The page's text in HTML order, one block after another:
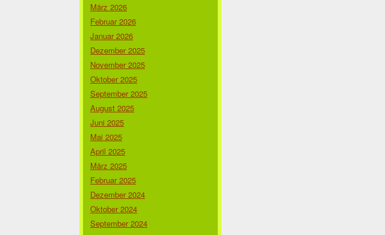
März 2026
Februar 2026
Januar 2026
Dezember 2025
November 2025
Oktober 2025
September 2025
August 2025
Juni 2025
Mai 2025
April 2025
März 2025
Februar 2025
Dezember 2024
Oktober 2024
September 2024